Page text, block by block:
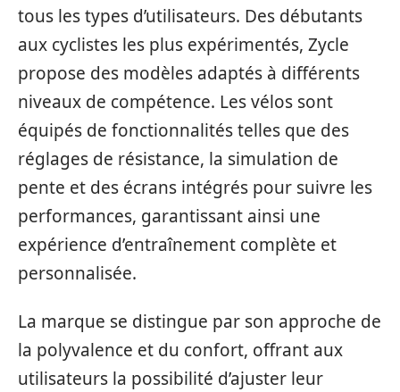
tous les types d’utilisateurs. Des débutants
aux cyclistes les plus expérimentés, Zycle
propose des modèles adaptés à différents
niveaux de compétence. Les vélos sont
équipés de fonctionnalités telles que des
réglages de résistance, la simulation de
pente et des écrans intégrés pour suivre les
performances, garantissant ainsi une
expérience d’entraînement complète et
personnalisée.
La marque se distingue par son approche de
la polyvalence et du confort, offrant aux
utilisateurs la possibilité d’ajuster leur